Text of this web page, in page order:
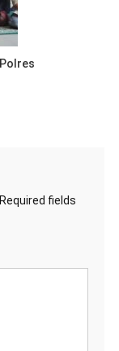
Required fields